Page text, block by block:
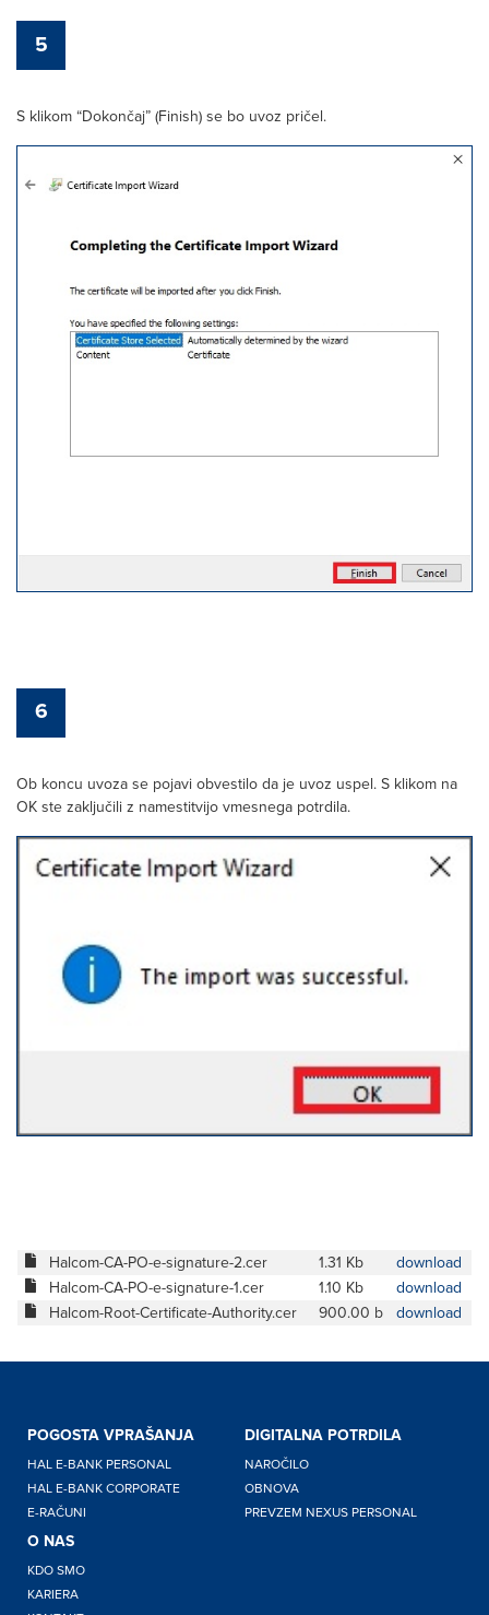
5
S klikom “Dokončaj” (Finish) se bo uvoz pričel.
6
Ob koncu uvoza se pojavi obvestilo da je uvoz uspel. S klikom na
OK ste zaključili z namestitvijo vmesnega potrdila.
Halcom-CA-PO-e-signature-2.cer 1.31 Kb
download
Halcom-CA-PO-e-signature-1.cer
1.10 Kb
download
Halcom-Root-Certificate-Authority.cer
900.00 b download
POGOSTA VPRAŠANJA
HAL E-BANK PERSONAL
HAL E-BANK CORPORATE
E-RAČUNI
DIGITALNA POTRDILA
NAROČILO
OBNOVA
PREVZEM NEXUS PERSONAL
O NAS
KDO SMO
KARIERA